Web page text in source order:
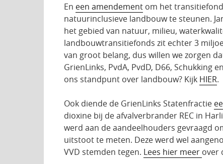
En een amendement om het
natuurinclusieve landbouw te steunen.
het gebied van natuur, milieu,
landbouwtransitiefonds zit echter 3
van groot belang, dus willen we zorgen
GrienLinks, PvdA, PvdD, D66, Schukking
ons standpunt over landbouw? Kijk HIER.
Ook diende de GrienLinks Statenfractie
dioxine bij de afvalverbrander REC in
werd aan de aandeelhouders gevraagd
uitstoot te meten. Deze werd wel
VVD stemden tegen. Lees hier meer over